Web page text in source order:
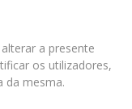
a presente
os utilizadores,
da mesma.